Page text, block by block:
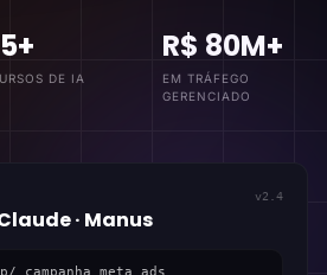
DE IA
R$ 80M+
EM TRÁFEGO
GERENCIADO
· Manus
v2.4